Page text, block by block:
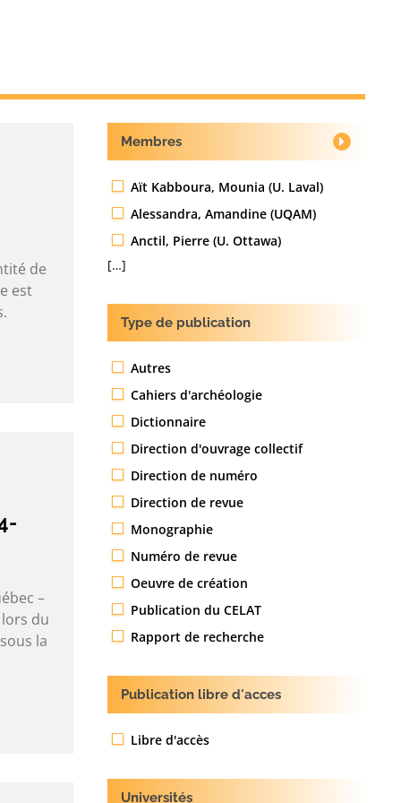
de
est
–
du
la
Membres
Aït Kabboura, Mounia (U. Laval)
Alessandra, Amandine (UQAM)
Anctil, Pierre (U. Ottawa)
[…]
Type de publication
Autres
Cahiers d'archéologie
Dictionnaire
Direction d'ouvrage collectif
Direction de numéro
Direction de revue
Monographie
Numéro de revue
Oeuvre de création
Publication du CELAT
Rapport de recherche
Publication libre d'acces
Libre d'accès
Universités